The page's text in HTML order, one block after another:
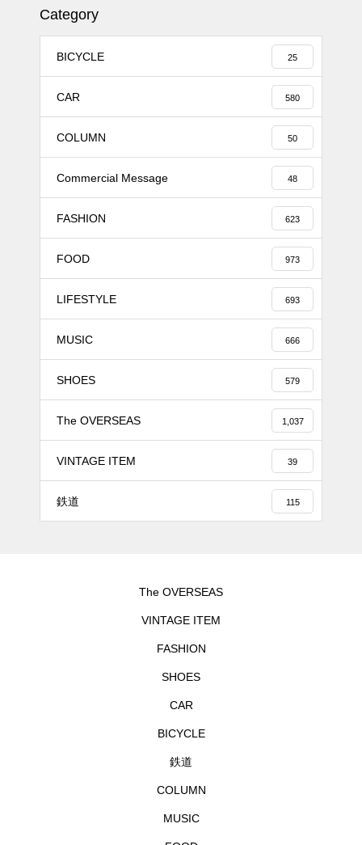
Category
BICYCLE 25
CAR 580
COLUMN 50
Commercial Message 48
FASHION 623
FOOD 973
LIFESTYLE 693
MUSIC 666
SHOES 579
The OVERSEAS 1,037
VINTAGE ITEM 39
鉄道 115
The OVERSEAS
VINTAGE ITEM
FASHION
SHOES
CAR
BICYCLE
鉄道
COLUMN
MUSIC